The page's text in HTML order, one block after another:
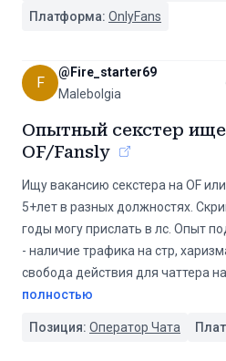
Платформа: OnlyFans
F
@ Fire_starter69
Malebolgia
Опытный секстер
OF/Fansly
Ищу вакансию секстера на OF
5+лет в разных должностях.
годы могу прислать в лс. Опыт
- наличие трафика на стр,
свобода действия для чаттера
полностью
Позиция: Оператор Чата